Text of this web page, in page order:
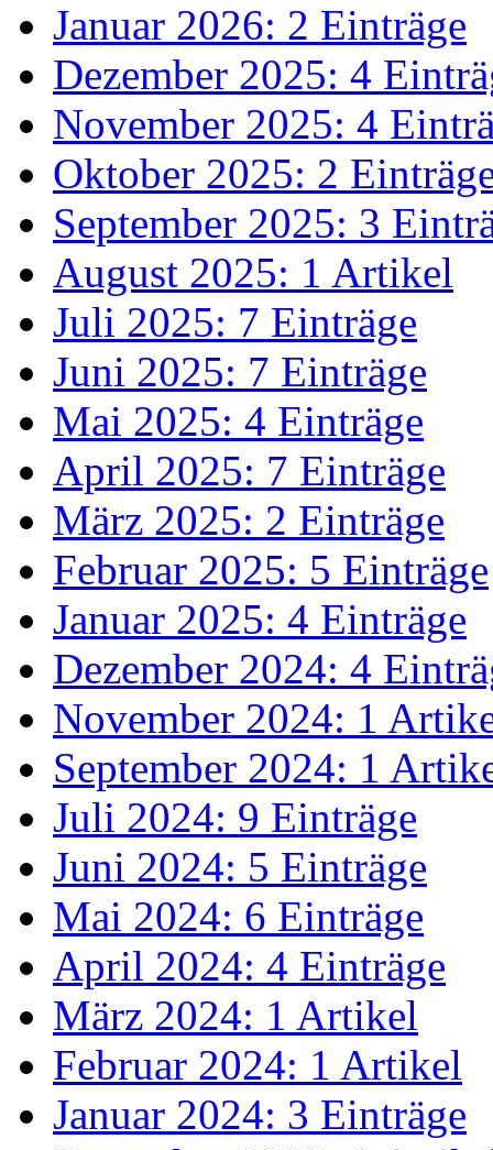
Januar 2026: 2 Einträge
Dezember 2025: 4
November 2025: 4
Oktober 2025: 2
September 2025: 3
August 2025: 1 Artikel
Juli 2025: 7 Einträge
Juni 2025: 7 Einträge
Mai 2025: 4 Einträge
April 2025: 7 Einträge
März 2025: 2 Einträge
Februar 2025: 5 Einträge
Januar 2025: 4 Einträge
Dezember 2024: 4
November 2024: 1
September 2024: 1
Juli 2024: 9 Einträge
Juni 2024: 5 Einträge
Mai 2024: 6 Einträge
April 2024: 4 Einträge
März 2024: 1 Artikel
Februar 2024: 1 Artikel
Januar 2024: 3 Einträge